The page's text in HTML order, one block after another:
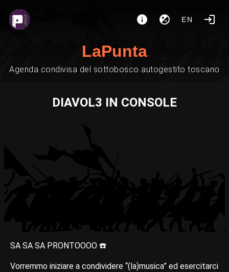
EN
LaPunta
Agenda condivisa del sottobosco autogestito toscano
DIAVOL3 IN CONSOLE
SA SA SA PRONTOOOO ☎️
Vorremmo iniziare a condividere “(la)musica” ed esercitarci